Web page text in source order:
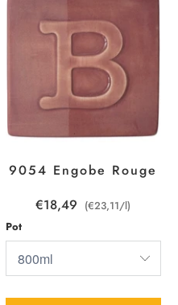
9054 Engobe Rouge
€18,49 (€23,11/l)
Pot